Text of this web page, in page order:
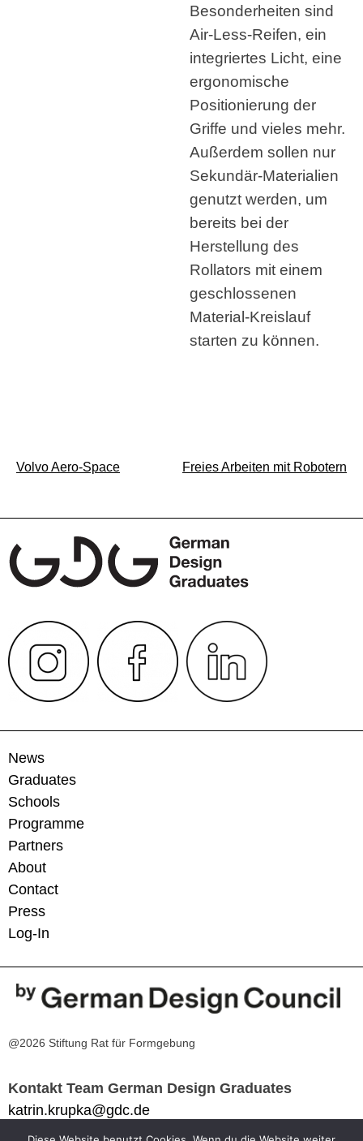
Besonderheiten sind
Air-Less-Reifen, ein
integriertes Licht, eine
ergonomische
Positionierung der
Griffe und vieles mehr.
Außerdem sollen nur
Sekundär-Materialien
genutzt werden, um
bereits bei der
Herstellung des
Rollators mit einem
geschlossenen
Material-Kreislauf
starten zu können.
Beitragsnavigation
Volvo Aero-Space Freies Arbeiten mit Robotern
News
Graduates
Schools
Programme
Partners
About
Contact
Press
Log-In
@2026 Stiftung Rat für Formgebung
Kontakt Team German Design Graduates
katrin.krupka@gdc.de